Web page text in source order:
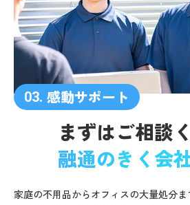
03. 感動サポート
まずはご相談
融通のきく会
家庭の不用品からオフィスの大量処分